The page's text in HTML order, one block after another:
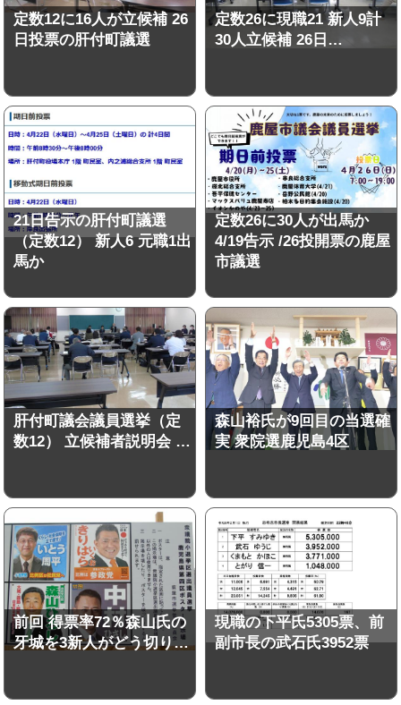
定数12に16人が立候補 26
日投票の肝付町議選
定数26に現職21 新人9計
30人立候補 26日…
21日告示の肝付町議選
（定数12） 新人6 元職1出
馬か
定数26に30人が出馬か
4/19告示 /26投開票の鹿屋
市議選
肝付町議会議員選挙（定
数12） 立候補者説明会 …
森山裕氏が9回目の当選確
実 衆院選鹿児島4区
前回 得票率72％森山氏の
牙城を3新人がどう切り…
現職の下平氏5305票、前
副市長の武石氏3952票